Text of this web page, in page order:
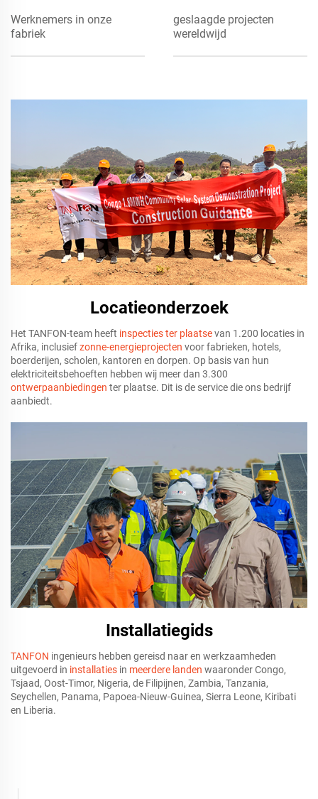
Werknemers in onze
fabriek
geslaagde projecten
wereldwijd
Locatieonderzoek
Het TANFON-team heeft inspecties ter plaatsevan 1.200 locaties in
Afrika, inclusiefzonne-energieprojecten voor fabrieken, hotels,
boerderijen, scholen, kantoren en dorpen. Op basis van hun
elektriciteitsbehoeften hebben wij meer dan 3.300
ontwerpaanbiedingen ter plaatse. Dit is de service die ons bedrijf
aanbiedt.
Installatiegids
TANFON ingenieurs hebben gereisd naar en werkzaamheden
uitgevoerd in installaties in meerdere landen waaronder Congo,
Tsjaad, Oost-Timor, Nigeria, de Filipijnen, Zambia, Tanzania,
Seychellen, Panama, Papoea-Nieuw-Guinea, Sierra Leone, Kiribati
en Liberia.